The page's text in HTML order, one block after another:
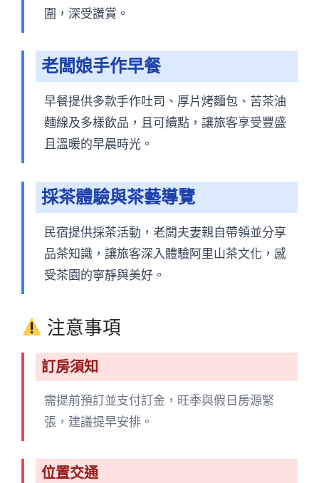
圍，深受讚賞。
老闆娘手作早餐
早餐提供多款手作吐司、厚片烤麵包、苦茶油
麵線及多樣飲品，且可續點，讓旅客享受豐盛
且溫暖的早晨時光。
採茶體驗與茶藝導覽
民宿提供採茶活動，老闆夫妻親自帶領並分享
品茶知識，讓旅客深入體驗阿里山茶文化，感
受茶園的寧靜與美好。
注意事項
訂房須知
需提前預訂並支付訂金，旺季與假日房源緊
張，建議提早安排。
位置交通